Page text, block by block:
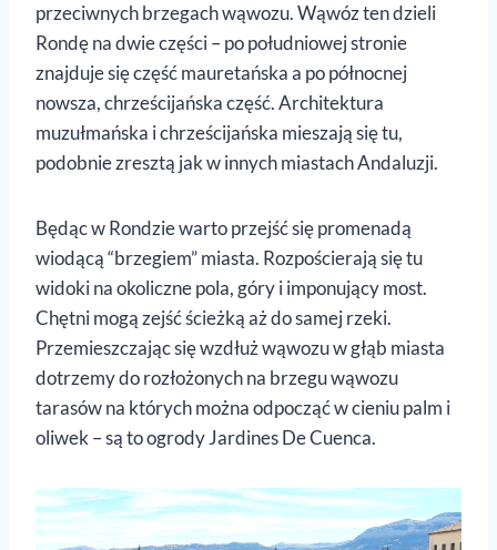
przeciwnych brzegach wąwozu. Wąwóz ten dzieli
Rondę na dwie części – po południowej stronie
znajduje się część mauretańska a po północnej
nowsza, chrześcijańska część. Architektura
muzułmańska i chrześcijańska mieszają się tu,
podobnie zresztą jak w innych miastach Andaluzji.
Będąc w Rondzie warto przejść się promenadą
wiodącą “brzegiem” miasta. Rozpościerają się tu
widoki na okoliczne pola, góry i imponujący most.
Chętni mogą zejść ścieżką aż do samej rzeki.
Przemieszczając się wzdłuż wąwozu w głąb miasta
dotrzemy do rozłożonych na brzegu wąwozu
tarasów na których można odpocząć w cieniu palm i
oliwek – są to ogrody Jardines De Cuenca.